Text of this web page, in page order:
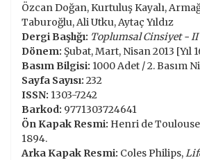
Özcan Doğan, Kurtuluş Kayalı,
Taburoğlu, Ali Utku, Aytaç Yıldız
Dergi Başlığı: Toplumsal Cinsiyet - II
Dönem: Şubat, Mart, Nisan 2013 [Yıl
Basım Bilgisi: 1000 Adet / 2. Basım
Sayfa Sayısı: 232
ISSN: 1303-7242
Barkod: 9771303724641
Ön Kapak Resmi: Henri de
1894.
Arka Kapak Resmi: Coles Philips,